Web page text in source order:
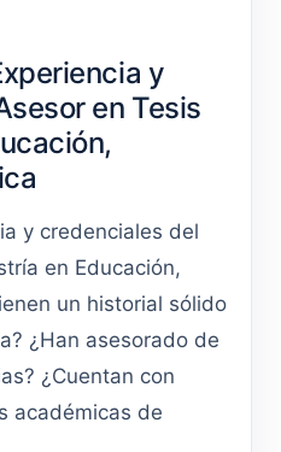
y
en Tesis
y credenciales del
en Educación,
un historial sólido
¿Han asesorado de
¿Cuentan con
académicas de